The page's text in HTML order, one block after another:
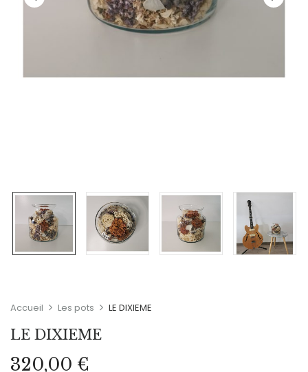
Accueil Les pots LE DIXIEME
LE DIXIEME
320,00 €